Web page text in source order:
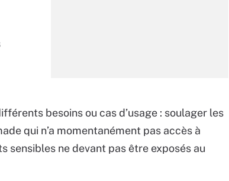
besoins ou cas d’usage : soulager les
qui n’a momentanément pas accès à
sensibles ne devant pas être exposés au